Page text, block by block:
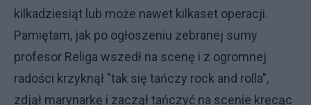
kilkadziesiąt lub może nawet kilkaset operacji.
Pamiętam, jak po ogłoszeniu zebranej sumy
profesor Religa wszedł na scenę i z ogromnej
radości krzyknął "tak się tańczy rock and rolla",
zdjął marynarkę i zaczął tańczyć na scenie kręcąc